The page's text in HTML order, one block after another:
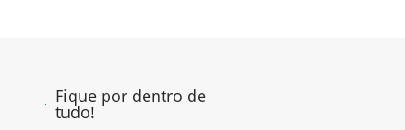
Fique por dentro de
tudo!